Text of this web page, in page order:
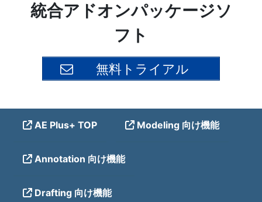
統合アドオンパッケージソ
フト
無料トライアル
AE Plus+ TOP Modeling 向け機能
Annotation 向け機能
Drafting 向け機能